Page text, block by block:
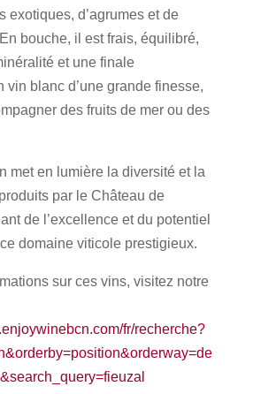
exotiques, d’agrumes et de
bouche, il est frais, équilibré,
et une finale
vin blanc d’une grande finesse,
des fruits de mer ou des
met en lumière la diversité et la
par le Château de
de l’excellence et du potentiel
domaine viticole prestigieux.
sur ces vins, visitez notre
fr/recherche?